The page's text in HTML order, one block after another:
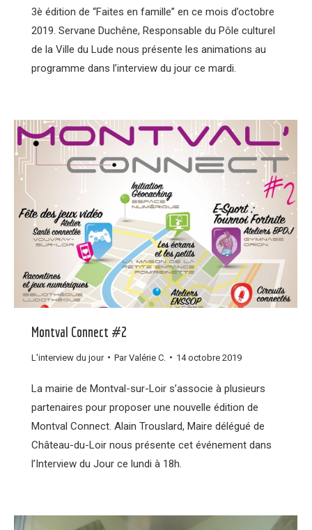
3è édition de “Faites en famille” en ce mois d’octobre
2019. Servane Duchêne, Responsable du Pôle culturel
de la Ville du Lude nous présente les animations au
programme dans l’interview du jour ce mardi.
Montval Connect #2
L'interview du jour ParValérie C. 14 octobre 2019
La mairie de Montval-sur-Loir s’associe à plusieurs
partenaires pour proposer une nouvelle édition de
Montval Connect. Alain Trouslard, Maire délégué de
Château-du-Loir nous présente cet événement dans
l’Interview du Jour ce lundi à 18h.